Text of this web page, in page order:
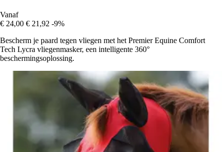
Vanaf
€ 24,00 € 21,92 -9%
Bescherm je paard tegen vliegen met het Premier Equine Comfort
Tech Lycra vliegenmasker, een intelligente 360°
beschermingsoplossing.